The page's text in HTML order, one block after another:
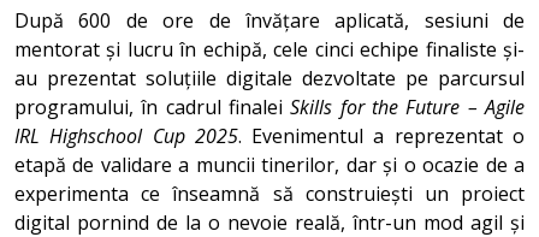
După 600 de ore de învățare aplicată, sesiuni de
mentorat și lucru în echipă, cele cinci echipe finaliste și-
au prezentat soluțiile digitale dezvoltate pe parcursul
programului, în cadrul finaleiSkills for the Future – Agile
IRL Highschool Cup 2025. Evenimentul a reprezentat o
etapă de validare a muncii tinerilor, dar și o ocazie de a
experimenta ce înseamnă să construiești un proiect
digital pornind de la o nevoie reală, într-un mod agil și